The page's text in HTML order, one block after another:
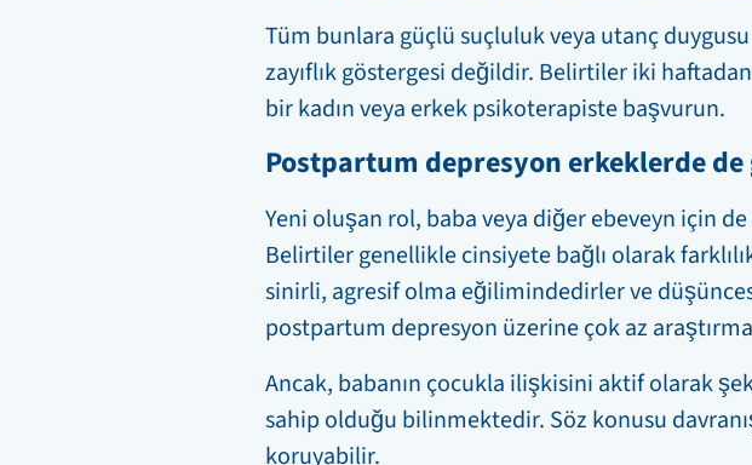
Tüm bunlara güçlü suçluluk veya utanç
zayıflık göstergesi değildir. Belirtiler iki
bir kadın veya erkek psikoterapiste başvurun.
Postpartum depresyon erkeklerde
Yeni oluşan rol, baba veya diğer ebeveyn için
Belirtiler genellikle cinsiyete bağlı olarak
sinirli, agresif olma eğilimindedirler ve
postpartum depresyon üzerine çok az araştırma
Ancak, babanın çocukla ilişkisini aktif olarak
sahip olduğu bilinmektedir. Söz konusu
koruyabilir.